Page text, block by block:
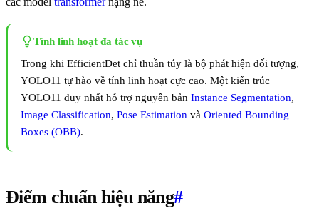
Tính linh hoạt đa tác vụ
Trong khi EfficientDet chỉ thuần túy là bộ phát hiện đối tượng,
YOLO11 tự hào về tính linh hoạt cực cao. Một kiến trúc
YOLO11 duy nhất hỗ trợ nguyên bản Instance Segmentation,
Image Classification, Pose Estimation và Oriented Bounding
Boxes (OBB).
Điểm chuẩn hiệu năng#